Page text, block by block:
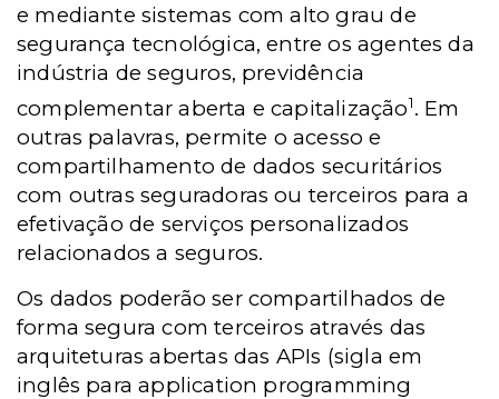
e mediante sistemas com alto grau de
segurança tecnológica, entre os agentes da
indústria de seguros, previdência
complementar aberta e capitalização1. Em
outras palavras, permite o acesso e
compartilhamento de dados securitários
com outras seguradoras ou terceiros para a
efetivação de serviços personalizados
relacionados a seguros.
Os dados poderão ser compartilhados de
forma segura com terceiros através das
arquiteturas abertas das APIs (sigla em
inglês para application programming